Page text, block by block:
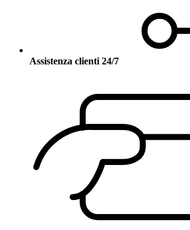
Assistenza clienti 24/7